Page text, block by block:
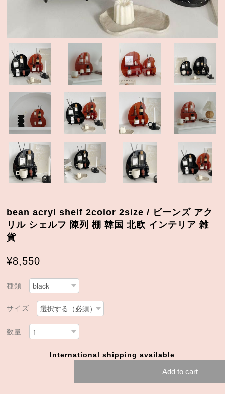
bean acryl shelf 2color 2size / ビーンズ アク
リル シェルフ 陳列 棚 韓国 北欧 インテリア 雑
貨
¥8,550
種類
サイズ
数量
International shipping available
Add to cart